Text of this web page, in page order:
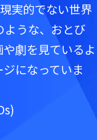
実的でない世界
ような、おとび
劇を見ているよ
になっていま